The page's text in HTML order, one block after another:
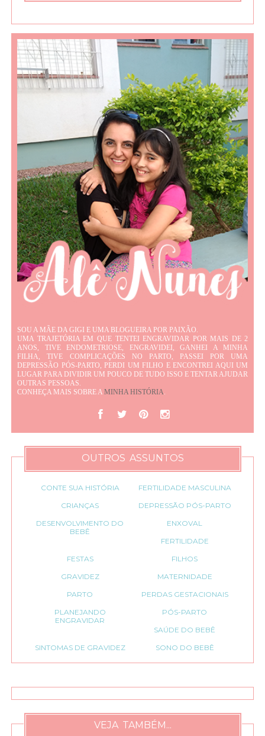
SOU A MÃE DA GIGI E UMA BLOGUEIRA POR PAIXÃO.
UMA TRAJETÓRIA EM QUE TENTEI ENGRAVIDAR POR MAIS DE 2
ANOS, TIVE ENDOMETRIOSE, ENGRAVIDEI, GANHEI A MINHA
FILHA, TIVE COMPLICAÇÕES NO PARTO, PASSEI POR UMA
DEPRESSÃO PÓS-PARTO, PERDI UM FILHO E ENCONTREI AQUI UM
LUGAR PARA DIVIDIR UM POUCO DE TUDO ISSO E TENTAR AJUDAR
OUTRAS PESSOAS.
CONHEÇA MAIS SOBRE AMINHA HISTÓRIA.
OUTROS ASSUNTOS
CONTE SUA HISTÓRIA
FERTILIDADE MASCULINA
CRIANÇAS
DEPRESSÃO PÓS-PARTO
DESENVOLVIMENTO DO
BEBÊ
ENXOVAL
FERTILIDADE
FESTAS
FILHOS
GRAVIDEZ
MATERNIDADE
PARTO
PERDAS GESTACIONAIS
PLANEJANDO
ENGRAVIDAR
PÓS-PARTO
SAÚDE DO BEBÊ
SINTOMAS DE GRAVIDEZ
SONO DO BEBÊ
VEJA TAMBÉM...